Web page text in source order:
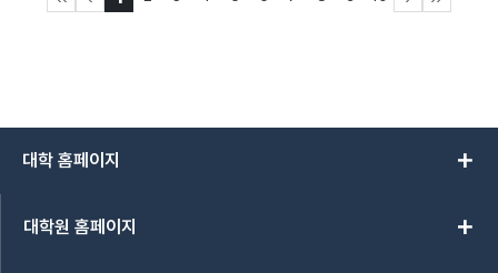
대학 홈페이지 add
대학원 홈페이지 add